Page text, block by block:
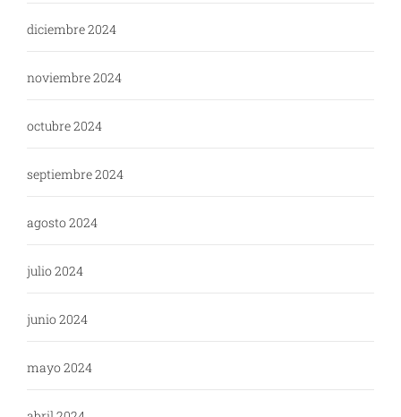
diciembre 2024
noviembre 2024
octubre 2024
septiembre 2024
agosto 2024
julio 2024
junio 2024
mayo 2024